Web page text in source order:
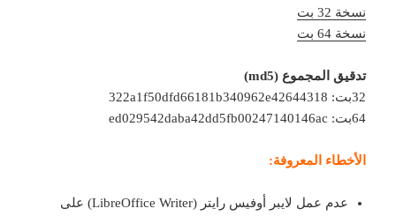
نسخة 32 بت
نسخة 64 بت
تدقيق المجموع (md5)
32بت: 322a1f50dfd66181b340962e42644318
64بت: ed029542daba42dd5fb00247140146ac
الأخطاء المعروفة:
عدم عمل لايبر أوفيس رايتر (LibreOffice Writer) على